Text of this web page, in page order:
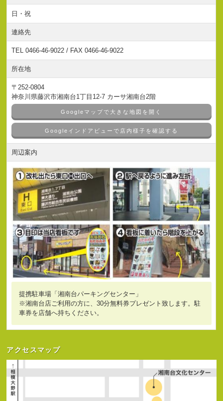
日・祝
連絡先
TEL 0466-46-9022 / FAX 0466-46-9022
所在地
〒252-0804
神奈川県藤沢市湘南台1丁目12-7 カーサ湘南台2階
Googleマップで大きな地図を開く
Googleインドアビューで店内様子を確認する
周辺案内
提携駐車場「湘南台パーキングセンター」
※湘南台店ご利用の方に、30分無料券プレゼント致します。駐
車券を店舗へ持ちください。
アクセスマップ